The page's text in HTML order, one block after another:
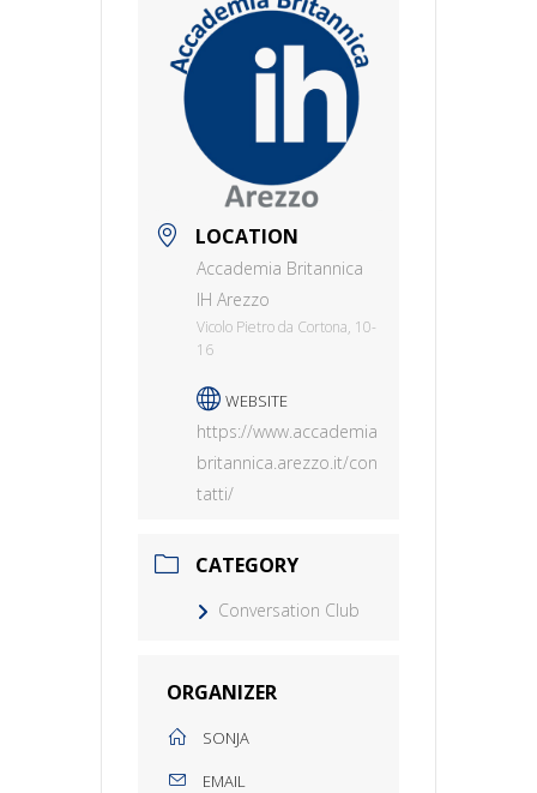
LOCATION
Accademia Britannica
IH Arezzo
Vicolo Pietro da Cortona, 10-
16
WEBSITE
https://www.accademia
britannica.arezzo.it/con
tatti/
CATEGORY
Conversation Club
ORGANIZER
SONJA
EMAIL